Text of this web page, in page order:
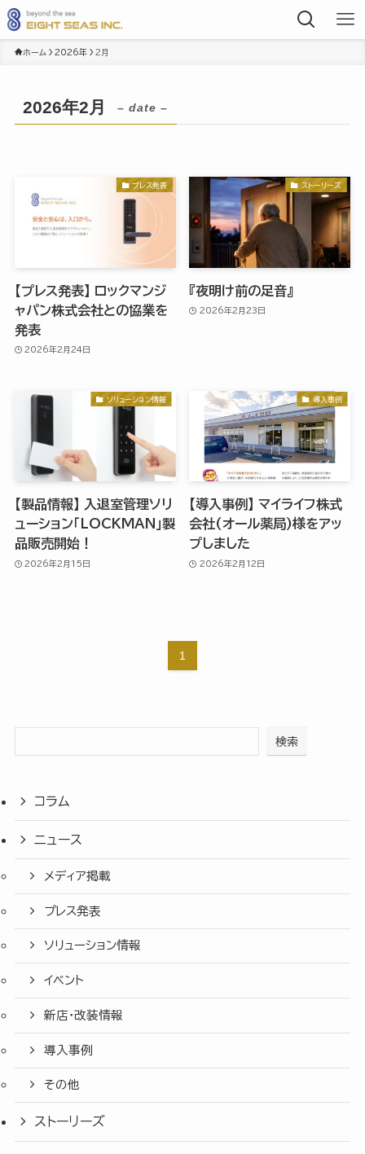
ホーム 2026年 2月
2026年2月 – date –
プレス発表
【プレス発表】 ロックマンジ
ャパン株式会社との協業を
発表
2026年2月24日
ストーリーズ
『夜明け前の足音』
2026年2月23日
ソリューション情報
【製品情報】 入退室管理ソリ
ューション「LOCKMAN」製
品販売開始！
2026年2月15日
導入事例
【導入事例】 マイライフ株式
会社(オール薬局)様をアッ
プしました
2026年2月12日
1
検索
コラム
ニュース
メディア掲載
プレス発表
ソリューション情報
イベント
新店・改装情報
導入事例
その他
ストーリーズ